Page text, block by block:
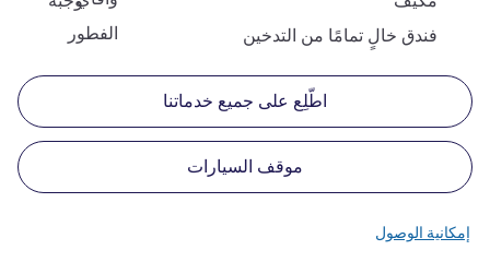
الفطور
فندق خالٍ تمامًا من التدخين
اطّلِع على جميع خدماتنا
موقف السيارات
إمكانية الوصول